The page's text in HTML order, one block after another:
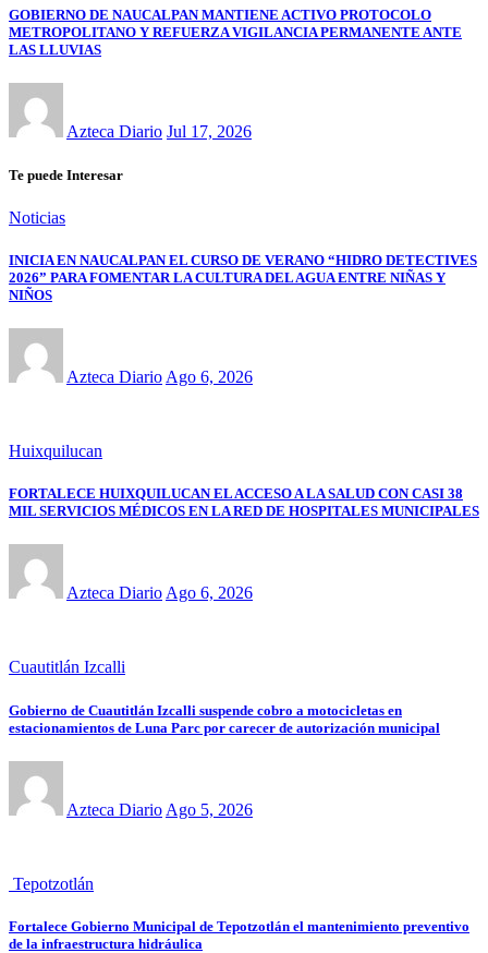
GOBIERNO DE NAUCALPAN MANTIENE ACTIVO PROTOCOLO
METROPOLITANO Y REFUERZA VIGILANCIA PERMANENTE ANTE
LAS LLUVIAS
Azteca Diario Jul 17, 2026
Te puede Interesar
Noticias
INICIA EN NAUCALPAN EL CURSO DE VERANO “HIDRO DETECTIVES
2026” PARA FOMENTAR LA CULTURA DEL AGUA ENTRE NIÑAS Y
NIÑOS
Azteca Diario Ago 6, 2026
Huixquilucan
FORTALECE HUIXQUILUCAN EL ACCESO A LA SALUD CON CASI 38
MIL SERVICIOS MÉDICOS EN LA RED DE HOSPITALES MUNICIPALES
Azteca DiarioAgo 6, 2026
Cuautitlán Izcalli
Gobierno de Cuautitlán Izcalli suspende cobro a motocicletas en
estacionamientos de Luna Parc por carecer de autorización municipal
Azteca Diario Ago 5, 2026
Tepotzotlán
Fortalece Gobierno Municipal de Tepotzotlán el mantenimiento preventivo
de la infraestructura hidráulica